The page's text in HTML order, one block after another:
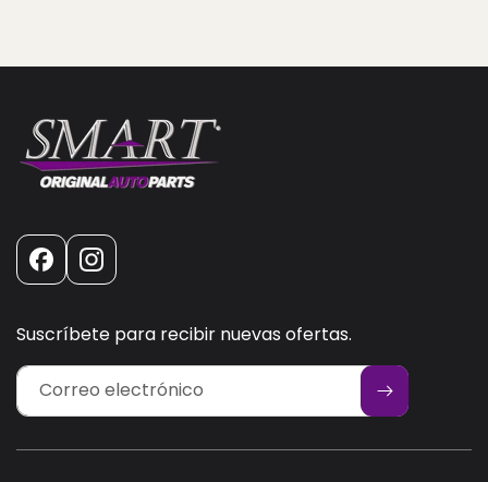
FacebookInstagram
Suscríbete para recibir nuevas ofertas.
Correo electrónico